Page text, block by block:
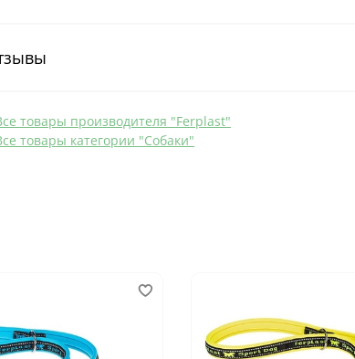
товары производителя "Ferplast"
товары категории "Собаки"